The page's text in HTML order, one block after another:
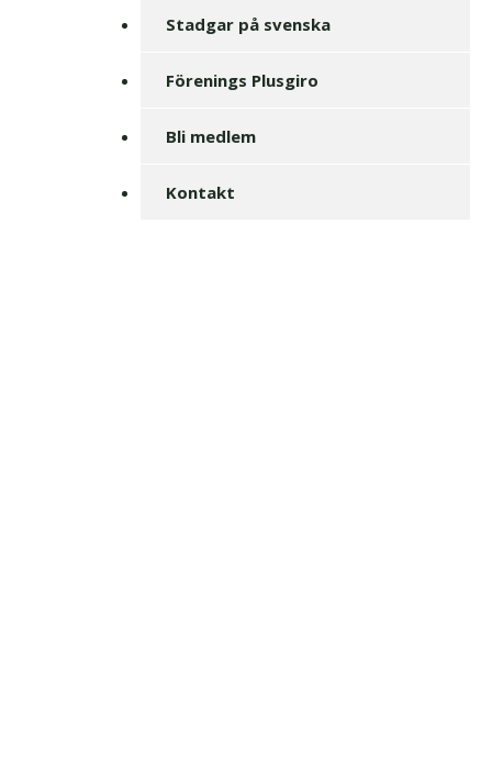
Stadgar på svenska
Förenings Plusgiro
Bli medlem
Kontakt